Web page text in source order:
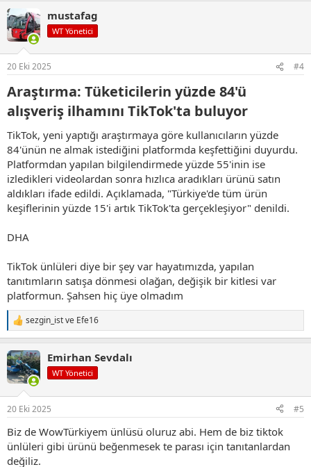
k
i
l
:
mustafag
WT Yönetici
20 Eki 2025 #4
Araştırma: Tüketicilerin yüzde 84'ü
alışveriş ilhamını TikTok'ta buluyor​
TikTok, yeni yaptığı araştırmaya göre kullanıcıların yüzde
84'ünün ne almak istediğini platformda keşfettiğini duyurdu.
Platformdan yapılan bilgilendirmede yüzde 55'inin ise
izledikleri videolardan sonra hızlıca aradıkları ürünü satın
aldıkları ifade edildi. Açıklamada, "Türkiye'de tüm ürün
keşiflerinin yüzde 15'i artık TikTok'ta gerçekleşiyor" denildi.
DHA
TikTok ünlüleri diye bir şey var hayatımızda, yapılan
tanıtımların satışa dönmesi olağan, değişik bir kitlesi var
platformun. Şahsen hiç üye olmadım
T
e
k
i
l
:
sezgin_istve Efe16
Emirhan Sevdalı
WT Yönetici
20 Eki 2025 #5
Biz de WowTürkiyem ünlüsü oluruz abi. Hem de biz tiktok
ünlüleri gibi ürünü beğenmesek te parası için tanıtanlardan
değiliz.